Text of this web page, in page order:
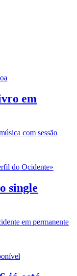
em
com sessão
single
em permanente